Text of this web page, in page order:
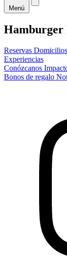
Menú
Hamburger
Reservas
Experiencias
Conózcanos
Bonos de regalo